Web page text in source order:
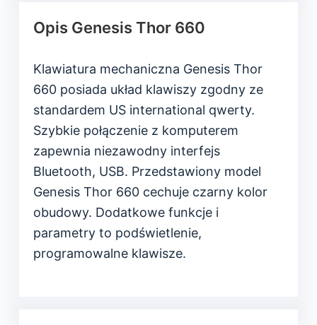
Opis Genesis Thor 660
Klawiatura mechaniczna Genesis Thor
660 posiada układ klawiszy zgodny ze
standardem US international qwerty.
Szybkie połączenie z komputerem
zapewnia niezawodny interfejs
Bluetooth, USB. Przedstawiony model
Genesis Thor 660 cechuje czarny kolor
obudowy. Dodatkowe funkcje i
parametry to podświetlenie,
programowalne klawisze.